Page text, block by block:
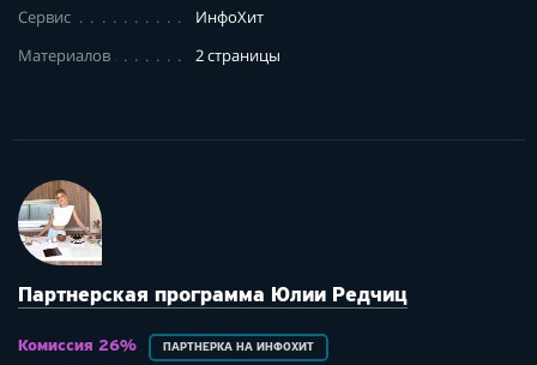
Сервис
ИнфоХит
Материалов
2 страницы
Партнерская программа Юлии Редчиц
Комиссия 26% ПАРТНЕРКА НА ИНФОХИТ